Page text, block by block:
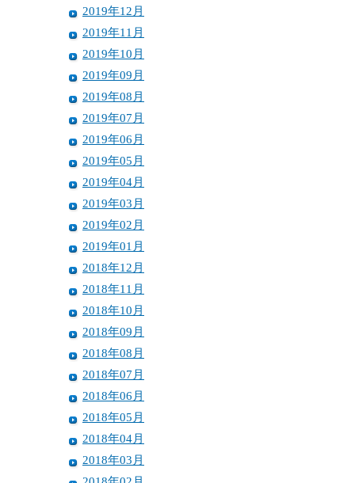
2019年12月
2019年11月
2019年10月
2019年09月
2019年08月
2019年07月
2019年06月
2019年05月
2019年04月
2019年03月
2019年02月
2019年01月
2018年12月
2018年11月
2018年10月
2018年09月
2018年08月
2018年07月
2018年06月
2018年05月
2018年04月
2018年03月